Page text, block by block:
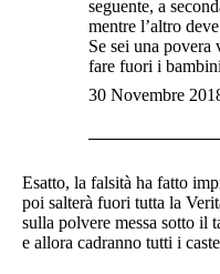
seguente, a
mentre l’altro
Se sei una
fare fuori i
30 Novembre
Esatto, la falsità ha fatto
poi salterà fuori tutta la
sulla polvere messa sotto il
e allora cadranno tutti i